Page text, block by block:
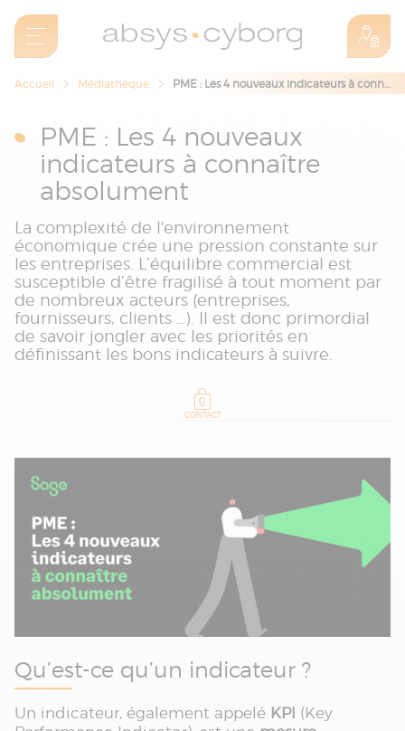
Accueil Médiathèque PME : Les 4 nouveaux indicateurs à connaître absolument
PME : Les 4 nouveaux
indicateurs à connaître
absolument
La complexité de l'environnement
économique crée une pression constante sur
les entreprises. L’équilibre commercial est
susceptible d’être fragilisé à tout moment par
de nombreux acteurs (entreprises,
fournisseurs, clients …). Il est donc primordial
de savoir jongler avec les priorités en
définissant les bons indicateurs à suivre.
CONTACT
Qu’est-ce qu’un indicateur ?
Un indicateur, également appelé KPI (Key